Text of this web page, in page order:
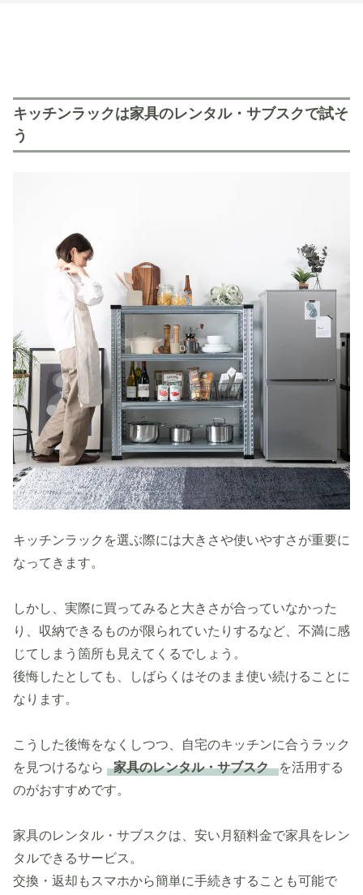
キッチンラックは家具のレンタル・サブスクで試そ
う
キッチンラックを選ぶ際には大きさや使いやすさが重要に
なってきます。
しかし、実際に買ってみると大きさが合っていなかった
り、収納できるものが限られていたりするなど、不満に感
じてしまう箇所も見えてくるでしょう。
後悔したとしても、しばらくはそのまま使い続けることに
なります。
こうした後悔をなくしつつ、自宅のキッチンに合うラック
を見つけるなら
家具のレンタル・サブスク を活用する
のがおすすめです。
家具のレンタル・サブスクは、安い月額料金で家具をレン
タルできるサービス。
交換・返却もスマホから簡単に手続きすることも可能で